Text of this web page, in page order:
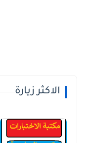
الاكثر زيارة